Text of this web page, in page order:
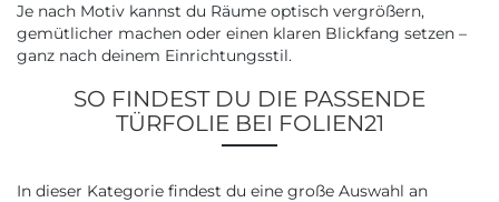
Je nach Motiv kannst du Räume optisch vergrößern,
gemütlicher machen oder einen klaren Blickfang setzen –
ganz nach deinem Einrichtungsstil.
SO FINDEST DU DIE PASSENDE
TÜRFOLIE BEI FOLIEN21
In dieser Kategorie findest du eine große Auswahl an